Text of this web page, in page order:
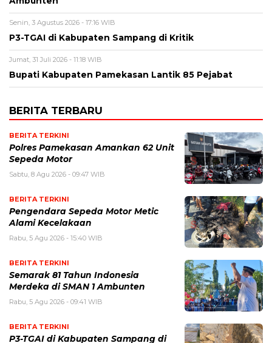
Senin, 3 Agustus 2026 - 17:16 WIB
P3-TGAI di Kabupaten Sampang di Kritik
Jumat, 31 Juli 2026 - 11:18 WIB
Bupati Kabupaten Pamekasan Lantik 85 Pejabat
BERITA TERBARU
BERITA TERKINI
Polres Pamekasan Amankan 62 Unit
Sepeda Motor
Sabtu, 8 Agu 2026 - 09:47 WIB
BERITA TERKINI
Pengendara Sepeda Motor Metic
Alami Kecelakaan
Rabu, 5 Agu 2026 - 15:40 WIB
BERITA TERKINI
Semarak 81 Tahun Indonesia
Merdeka di SMAN 1 Ambunten
Rabu, 5 Agu 2026 - 09:41 WIB
BERITA TERKINI
P3-TGAI di Kabupaten Sampang di